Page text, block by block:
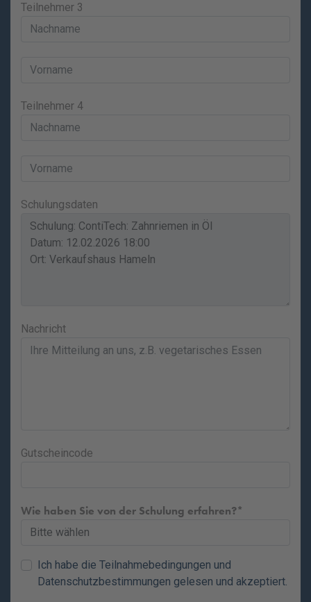
Teilnehmer 3
Teilnehmer 4
Schulungsdaten
Nachricht
Gutscheincode
Wie haben Sie von der Schulung erfahren?
Ich habe die Teilnahmebedingungen und
Datenschutzbestimmungen gelesen und akzeptiert.